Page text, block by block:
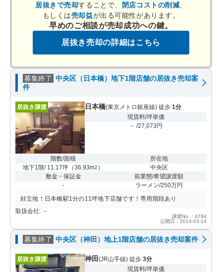
居抜きで売却することで、 閉店コストの削減
もしくは売却益が出る可能性があります。
早めのご相談が売却成功への鍵。
居抜き売却の詳細はこちら
募集終了 中央区（日本橋）地下1階店舗の居抜き売却案
件
居抜き譲渡 日本橋(東京メトロ銀座線) 徒歩 1分
現賃料/坪単価
－ /27,073円
階数/面積
地下1階/ 11.17坪 （36.93m2 ）
所在地
中央区
敷金・保証金
-
前業態/希望譲渡額
ラーメン/250万円
好立地！日本橋駅1分の11坪地下店舗です！専用階段あり
取扱会社: －
譲渡No.：4784
公開日：2014-03-14
募集終了 中央区（神田）地上1階店舗の居抜き売却案件
居抜き譲渡 神田 (JR山手線) 徒歩 3分
現賃料/坪単価